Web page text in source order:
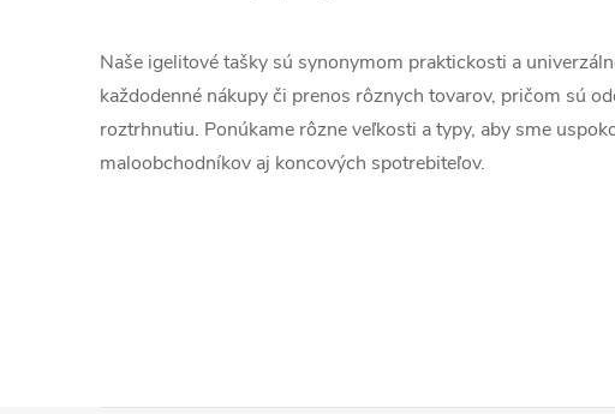
Naše igelitové tašky sú synonymom praktickosti a
každodenné nákupy či prenos rôznych tovarov, pričom sú
roztrhnutiu. Ponúkame rôzne veľkosti a typy, aby sme
maloobchodníkov aj koncových spotrebiteľov.